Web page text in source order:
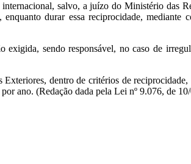
salvo, a juízo do Ministério das
durar essa reciprocidade, mediante
sendo responsável, no caso de
dentro de critérios de
ano. (Redação dada pela Lei nº 9.076, de